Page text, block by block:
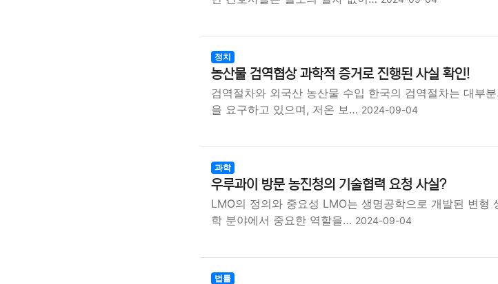
정치
농산물 검역협상 과학적 증거로 진행된 사실 확인!
검역절차와 외국산 농산물 수입 한국의 검역절차는 대부
을 요구하고 있으며, 저온 보… 2024-09-04
과학
우루과이 방문 농진청의 기술협력 요청 사실?
LMO의 정의와 중요성 LMO는 생명공학으로 개발된 변형
학 분야에서 중요한 역할을… 2024-09-04
법률